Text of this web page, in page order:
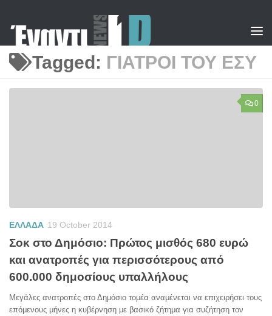
Tagged: ΓΙΑΤΡΟΙ ΤΟΥ ΕΣΥ
0
ΕΛΛΑΔΑ 19 October 2014
Σοκ στο Δημόσιο: Πρώτος μισθός 680 ευρώ
και ανατροπές για περισσότερους από
600.000 δημοσίους υπαλλήλους
Μεγάλες ανατροπές στο Δημόσιο τομέα αναμένεται να επιχειρήσει τους
επόμενους μήνες η κυβέρνηση με βασικό ζήτημα για συζήτηση τον